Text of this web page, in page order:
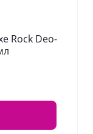
Rock Deo-